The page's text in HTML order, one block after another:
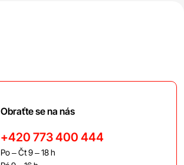
Obraťte se na nás
+420 773 400 444
Po – Čt 9 – 18 h